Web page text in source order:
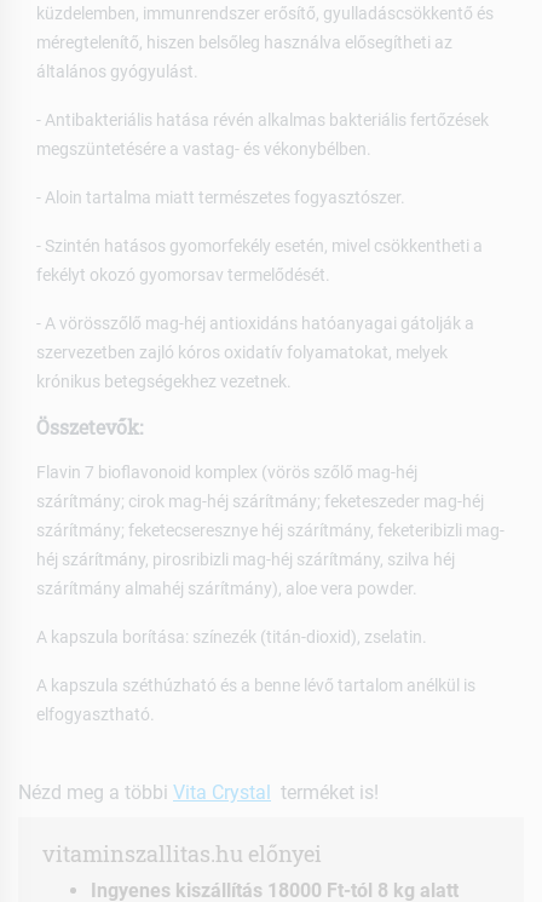
küzdelemben, immunrendszer erősítő, gyulladáscsökkentő és
méregtelenítő, hiszen belsőleg használva elősegítheti az
általános gyógyulást.
- Antibakteriális hatása révén alkalmas bakteriális fertőzések
megszüntetésére a vastag- és vékonybélben.
- Aloin tartalma miatt természetes fogyasztószer.
- Szintén hatásos gyomorfekély esetén, mivel csökkentheti a
fekélyt okozó gyomorsav termelődését.
- A vörösszőlő mag-héj antioxidáns hatóanyagai gátolják a
szervezetben zajló kóros oxidatív folyamatokat, melyek
krónikus betegségekhez vezetnek.
Összetevők:
Flavin 7 bioflavonoid komplex (vörös szőlő mag-héj
szárítmány; cirok mag-héj szárítmány; feketeszeder mag-héj
szárítmány; feketecseresznye héj szárítmány, feketeribizli mag-
héj szárítmány, pirosribizli mag-héj szárítmány, szilva héj
szárítmány almahéj szárítmány), aloe vera powder.
A kapszula borítása: színezék (titán-dioxid), zselatin.
A kapszula széthúzható és a benne lévő tartalom anélkül is
elfogyasztható.
Nézd meg a többi Vita Crystal terméket is!
vitaminszallitas.hu előnyei
Ingyenes kiszállítás 18000 Ft-tól 8 kg alatt